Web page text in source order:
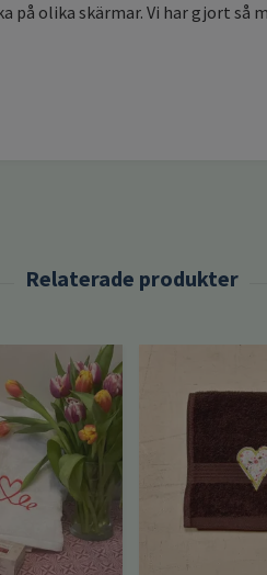
på olika skärmar. Vi har gjort